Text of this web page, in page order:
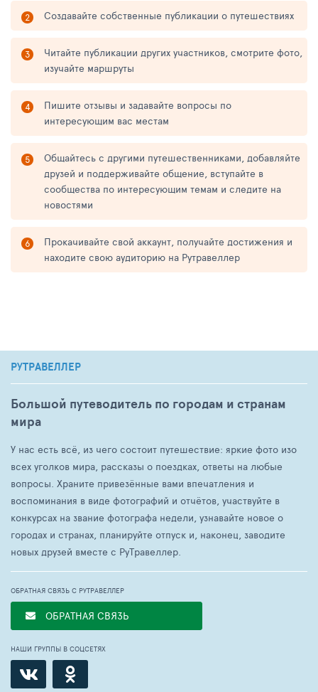
Создавайте собственные публикации о путешествиях
Читайте публикации других участников, смотрите фото,
изучайте маршруты
Пишите отзывы и задавайте вопросы по
интересующим вас местам
Общайтесь с другими путешественниками, добавляйте
друзей и поддерживайте общение, вступайте в
сообщества по интересующим темам и следите на
новостями
Прокачивайте свой аккаунт, получайте достижения и
находите свою аудиторию на Рутравеллер
РУТРАВЕЛЛЕР
Большой путеводитель по городам и странам
мира
У нас есть всё, из чего состоит путешествие: яркие фото изо
всех уголков мира, рассказы о поездках, ответы на любые
вопросы. Храните привезённые вами впечатления и
воспоминания в виде фотографий и отчётов, участвуйте в
конкурсах на звание фотографа недели, узнавайте новое о
городах и странах, планируйте отпуск и, наконец, заводите
новых друзей вместе с РуТравеллер.
ОБРАТНАЯ СВЯЗЬ С РУТРАВЕЛЛЕР
ОБРАТНАЯ СВЯЗЬ
НАШИ ГРУППЫ В СОЦСЕТЯХ